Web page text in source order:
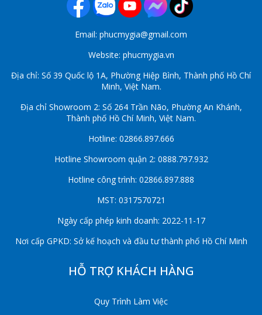
Email: phucmygia@gmail.com
Website: phucmygia.vn
Địa chỉ: Số 39 Quốc lộ 1A, Phường Hiệp Bình, Thành phố Hồ Chí
Minh, Việt Nam.
Địa chỉ Showroom 2: Số 264 Trần Não, Phường An Khánh,
Thành phố Hồ Chí Minh, Việt Nam.
Hotline: 02866.897.666
Hotline Showroom quận 2: 0888.797.932
Hotline công trình: 02866.897.888
MST: 0317570721
Ngày cấp phép kinh doanh: 2022-11-17
Nơi cấp GPKD: Sở kế hoạch và đầu tư thành phố Hồ Chí Minh
HỖ TRỢ KHÁCH HÀNG
Quy Trình Làm Việc